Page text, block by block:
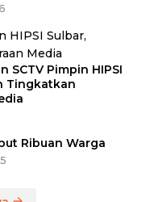
SCTV Pimpin HIPSI
Tingkatkan
Ribuan Warga